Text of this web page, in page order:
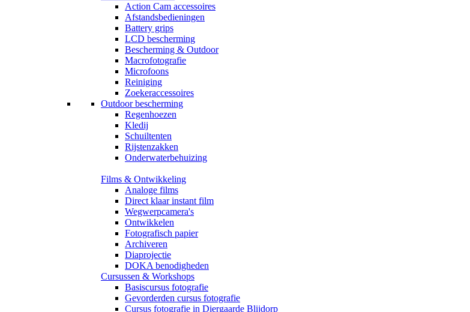
Action Cam accessoires
Afstandsbedieningen
Battery grips
LCD bescherming
Bescherming & Outdoor
Macrofotografie
Microfoons
Reiniging
Zoekeraccessoires
Outdoor bescherming
Regenhoezen
Kledij
Schuiltenten
Rijstenzakken
Onderwaterbehuizing
Films & Ontwikkeling
Analoge films
Direct klaar instant film
Wegwerpcamera's
Ontwikkelen
Fotografisch papier
Archiveren
Diaprojectie
DOKA benodigheden
Cursussen & Workshops
Basiscursus fotografie
Gevorderden cursus fotografie
Cursus fotografie in Diergaarde Blijdorp